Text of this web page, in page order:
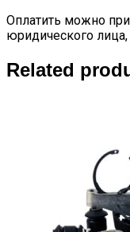
Оплатить можно
юридического
Related